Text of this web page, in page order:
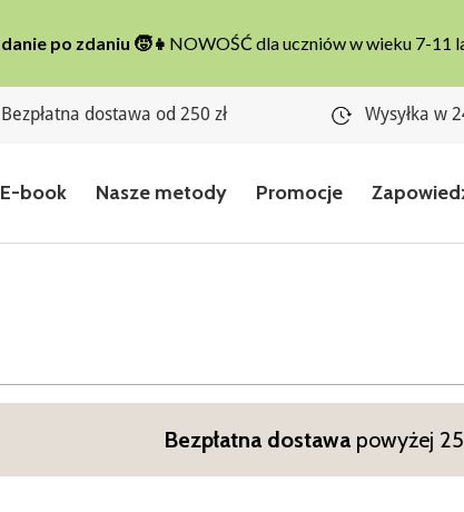
Bezpłatna dostawa od 250 zł Wysyłka w
E-book Nasze metody Promocje
Bezpłatna dostawapowyżej